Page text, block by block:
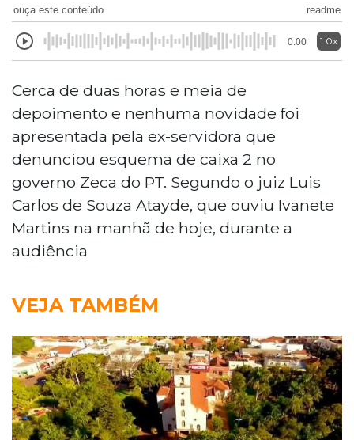
ouça este conteúdo readme
0:00 1.0x
Cerca de duas horas e meia de
depoimento e nenhuma novidade foi
apresentada pela ex-servidora que
denunciou esquema de caixa 2 no
governo Zeca do PT. Segundo o juiz Luis
Carlos de Souza Atayde, que ouviu Ivanete
Martins na manhã de hoje, durante a
audiência
VEJA TAMBÉM